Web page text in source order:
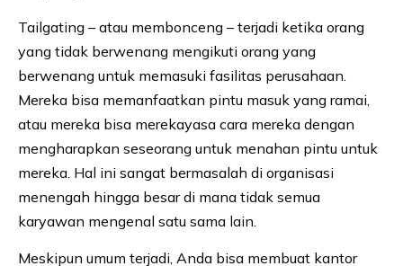
Tailgating – atau membonceng – terjadi ketika orang
yang tidak berwenang mengikuti orang yang
berwenang untuk memasuki fasilitas perusahaan.
Mereka bisa memanfaatkan pintu masuk yang ramai,
atau mereka bisa merekayasa cara mereka dengan
mengharapkan seseorang untuk menahan pintu untuk
mereka. Hal ini sangat bermasalah di organisasi
menengah hingga besar di mana tidak semua
karyawan mengenal satu sama lain.
Meskipun umum terjadi, Anda bisa membuat kantor